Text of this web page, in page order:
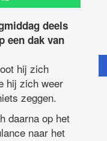
deels
een dak van
hij zich
hij zich weer
zeggen.
daarna op het
naar het